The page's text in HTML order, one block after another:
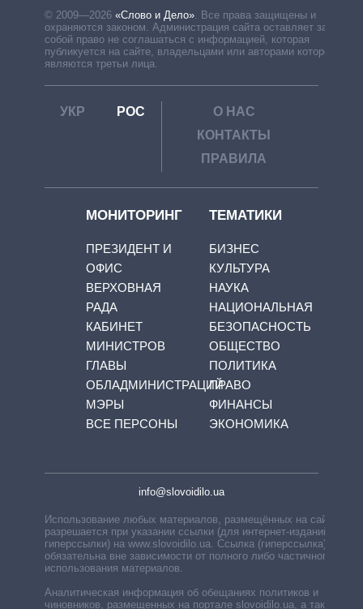
© 2009—2026 «Слово и Дело»
Все права защищены и
охраняются законом. Администрация сайта оставляет за
собой право не соглашаться с информацией, которая
публикуется на сайте, владельцами или авторами которой
являются третьи лица.
УКР РОС
О НАС
КОНТАКТЫ
ПРАВИЛА
МОНИТОРИНГ
ПРЕЗИДЕНТ И
ОФИС
ВЕРХОВНАЯ
РАДА
КАБИНЕТ
МИНИСТРОВ
ГЛАВЫ
ОБЛАДМИНИСТРАЦИЙ
МЭРЫ
ВСЕ ПЕРСОНЫ
ТЕМАТИКИ
БИЗНЕС
КУЛЬТУРА
НАУКА
НАЦИОНАЛЬНАЯ
БЕЗОПАСНОСТЬ
ОБЩЕСТВО
ПОЛИТИКА
ПРАВО
ФИНАНСЫ
ЭКОНОМИКА
info@slovoidilo.ua
Использование любых материалов, размещённых на сайте,
разрешается при указании ссылки (для интернет-изданий —
гиперссылки) на www.slovoidilo.ua. Ссылка (гиперссылка)
обязательна вне зависимости от полного либо частичного
использования материалов.
Аналитическая информация об обещаниях политиков и
чиновников, размещенных на портале slovoidilo.ua, а также